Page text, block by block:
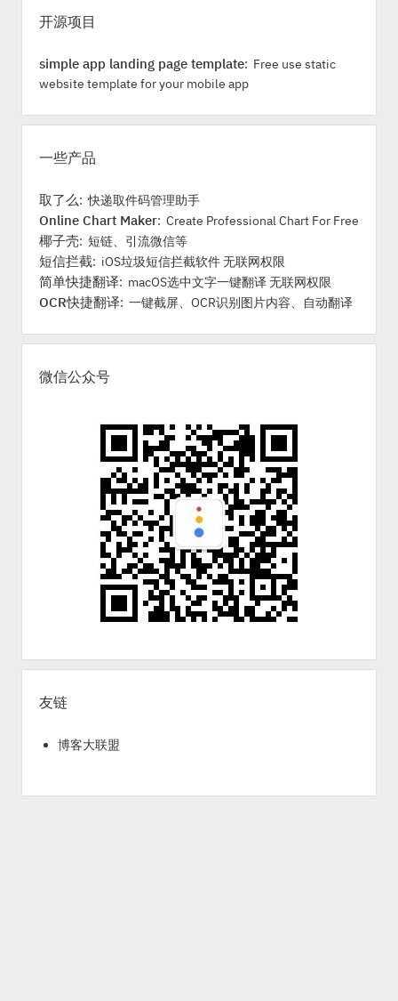
r
开源项目
simple app landing page template: Free use static
website template for your mobile app
一些产品
取了么: 快递取件码管理助手
Online Chart Maker: Create Professional Chart For Free
椰子壳: 短链、引流微信等
短信拦截: iOS垃圾短信拦截软件 无联网权限
简单快捷翻译: macOS选中文字一键翻译 无联网权限
OCR快捷翻译: 一键截屏、OCR识别图片内容、自动翻译
微信公众号
友链
博客大联盟